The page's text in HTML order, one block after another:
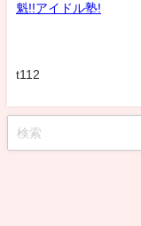
魁!!アイドル塾!
t112